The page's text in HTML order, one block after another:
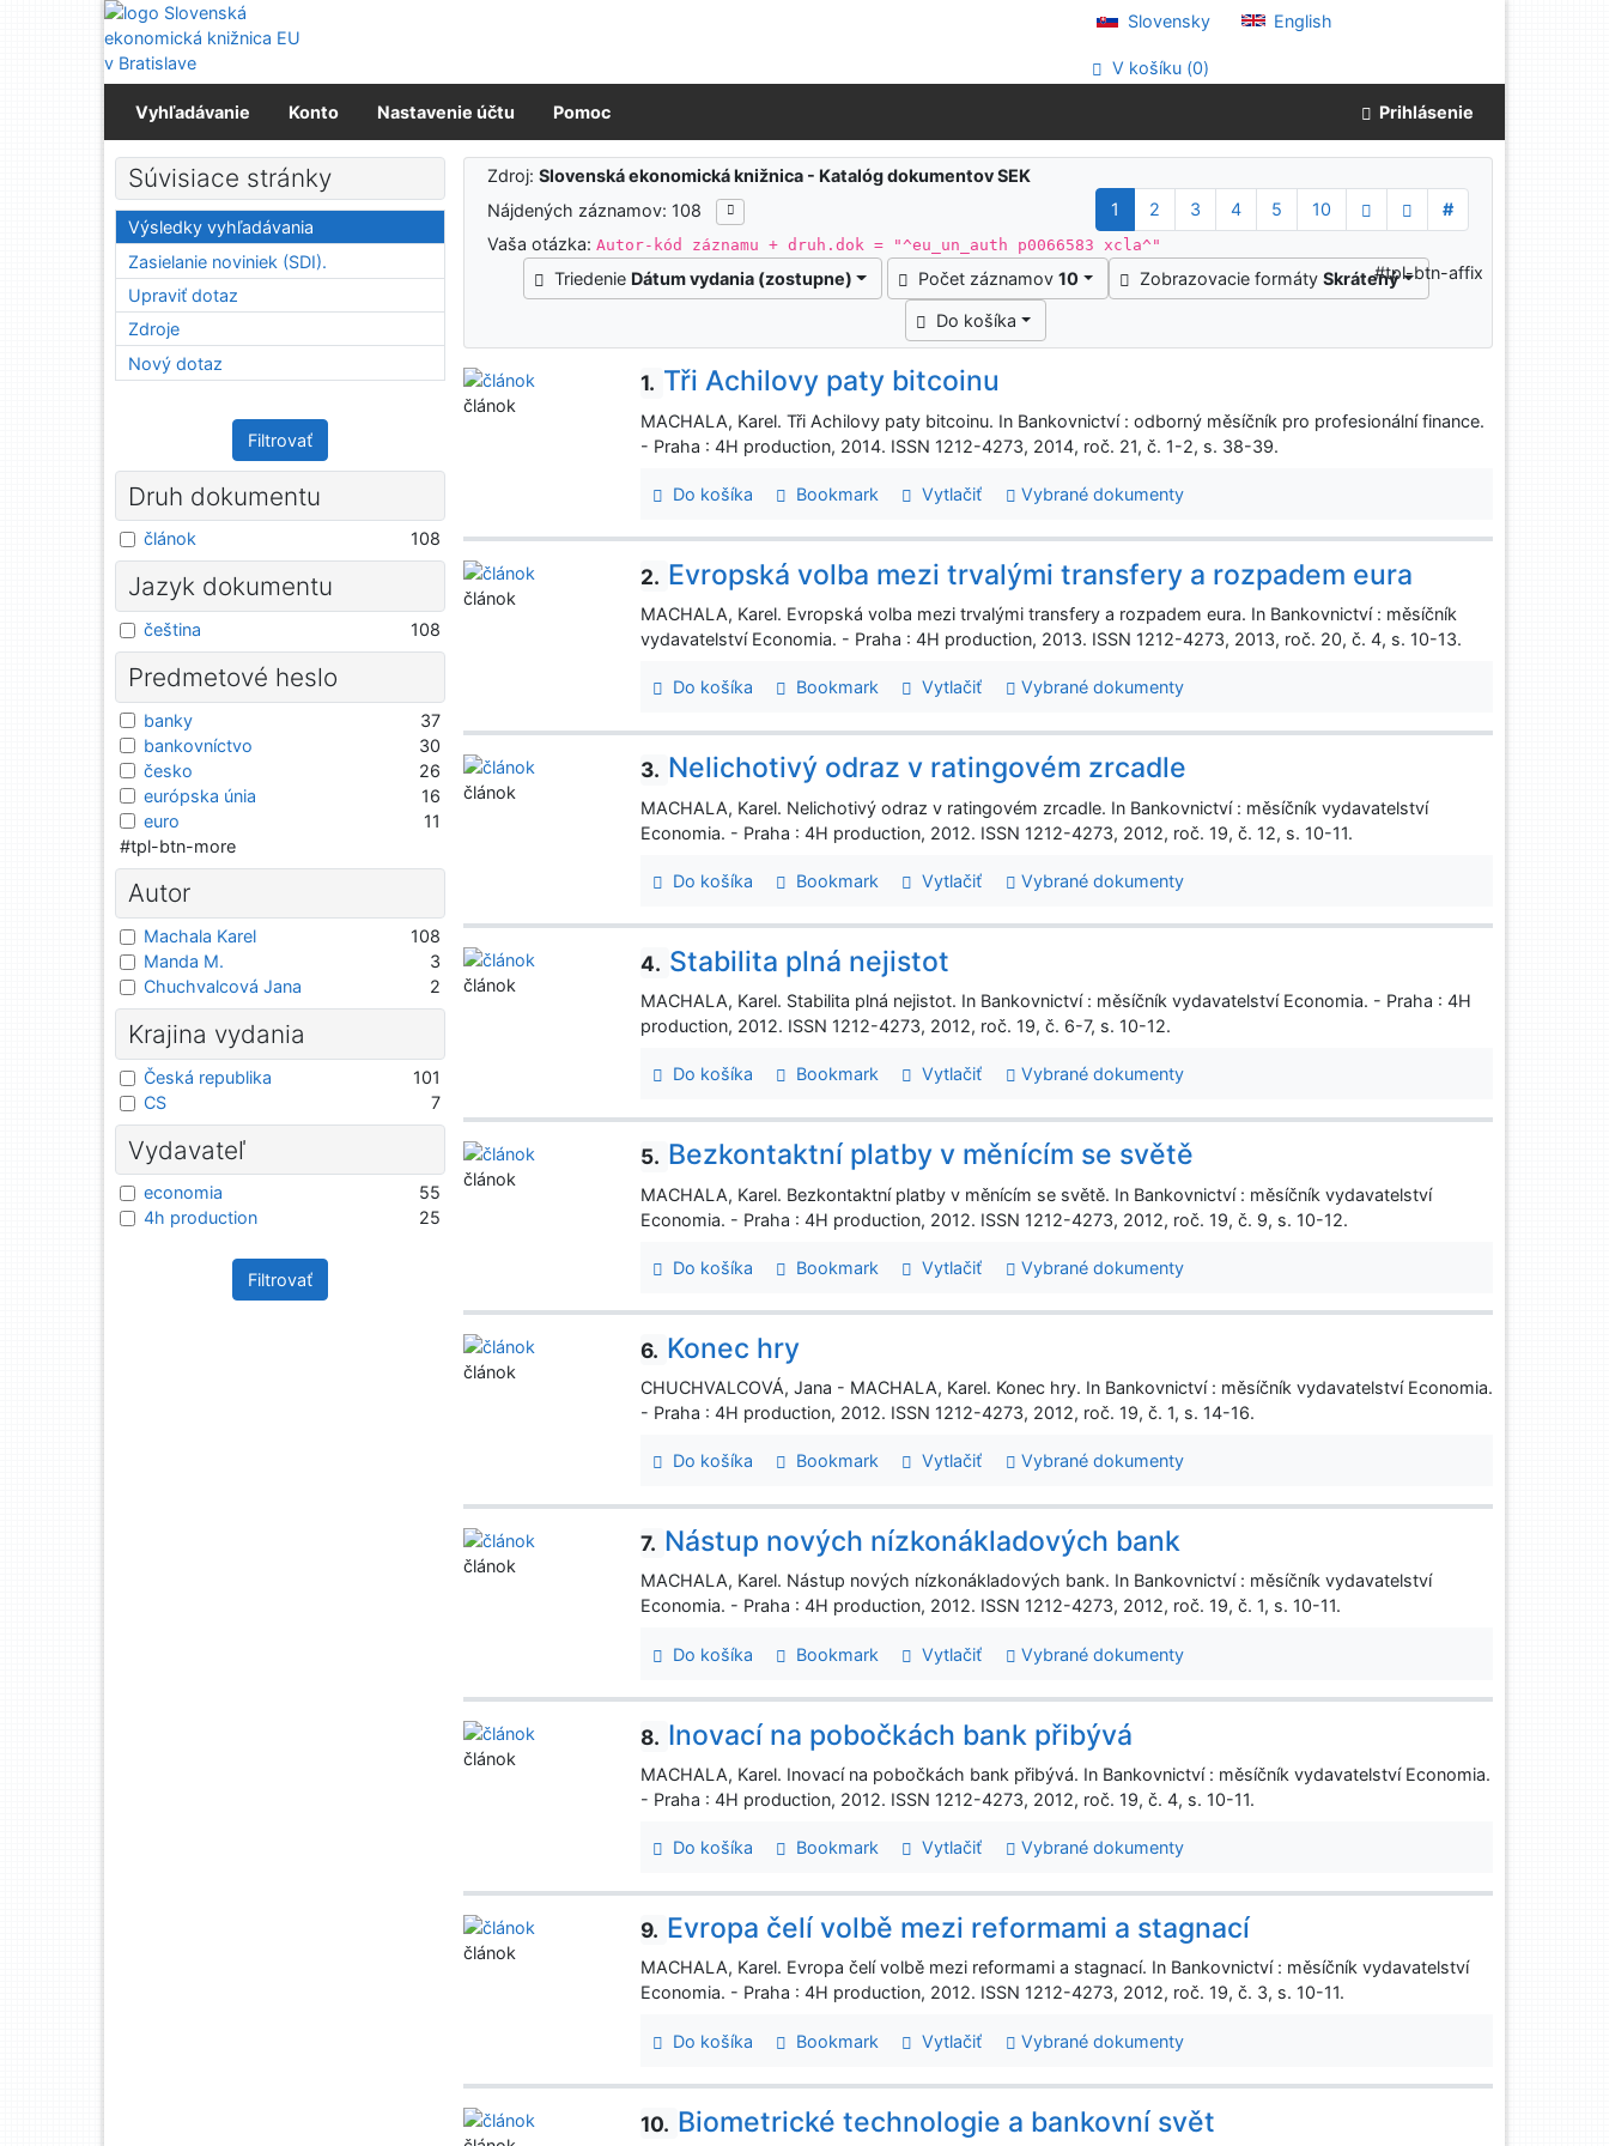
Prejsť na obsah
Prejsť na menu
Prehlásenie o webovej prístupnosti
Slovensky English
V košíku (0)
Vyhľadávanie Konto Nastavenie účtu Pomoc Prihlásenie
Výsledky vyhľadávania
Zdroj:Slovenská ekonomická knižnica - Katalóg dokumentov SEK
Nájdených záznamov: 108
1 2 3 4 5 10
#
Vaša otázka:Autor-kód záznamu + druh.dok = "^eu_un_auth p0066583 xcla^"
Triedenie Dátum vydania (zostupne) Počet záznamov10 Zobrazovacie formátySkrátený
Do košíka
#tpl-btn-affix
1. Tři Achilovy paty bitcoinu
MACHALA, Karel. Tři Achilovy paty bitcoinu. In Bankovnictví : odborný měsíčník pro profesionální finance.
- Praha : 4H production, 2014. ISSN 1212-4273, 2014, roč. 21, č. 1-2, s. 38-39.
Do košíka Bookmark Vytlačiť Vybrané dokumenty
článok
2. Evropská volba mezi trvalými transfery a rozpadem eura
MACHALA, Karel. Evropská volba mezi trvalými transfery a rozpadem eura. In Bankovnictví : měsíčník
vydavatelství Economia. - Praha : 4H production, 2013. ISSN 1212-4273, 2013, roč. 20, č. 4, s. 10-13.
Do košíka Bookmark Vytlačiť Vybrané dokumenty
článok
3. Nelichotivý odraz v ratingovém zrcadle
MACHALA, Karel. Nelichotivý odraz v ratingovém zrcadle. In Bankovnictví : měsíčník vydavatelství
Economia. - Praha : 4H production, 2012. ISSN 1212-4273, 2012, roč. 19, č. 12, s. 10-11.
Do košíka Bookmark Vytlačiť Vybrané dokumenty
článok
4. Stabilita plná nejistot
MACHALA, Karel. Stabilita plná nejistot. In Bankovnictví : měsíčník vydavatelství Economia. - Praha : 4H
production, 2012. ISSN 1212-4273, 2012, roč. 19, č. 6-7, s. 10-12.
Do košíka Bookmark Vytlačiť Vybrané dokumenty
článok
5. Bezkontaktní platby v měnícím se světě
MACHALA, Karel. Bezkontaktní platby v měnícím se světě. In Bankovnictví : měsíčník vydavatelství
Economia. - Praha : 4H production, 2012. ISSN 1212-4273, 2012, roč. 19, č. 9, s. 10-12.
Do košíka Bookmark Vytlačiť Vybrané dokumenty
článok
6. Konec hry
CHUCHVALCOVÁ, Jana - MACHALA, Karel. Konec hry. In Bankovnictví : měsíčník vydavatelství Economia.
- Praha : 4H production, 2012. ISSN 1212-4273, 2012, roč. 19, č. 1, s. 14-16.
Do košíka Bookmark Vytlačiť Vybrané dokumenty
článok
7. Nástup nových nízkonákladových bank
MACHALA, Karel. Nástup nových nízkonákladových bank. In Bankovnictví : měsíčník vydavatelství
Economia. - Praha : 4H production, 2012. ISSN 1212-4273, 2012, roč. 19, č. 1, s. 10-11.
Do košíka Bookmark Vytlačiť Vybrané dokumenty
článok
8. Inovací na pobočkách bank přibývá
MACHALA, Karel. Inovací na pobočkách bank přibývá. In Bankovnictví : měsíčník vydavatelství Economia.
- Praha : 4H production, 2012. ISSN 1212-4273, 2012, roč. 19, č. 4, s. 10-11.
Do košíka Bookmark Vytlačiť Vybrané dokumenty
článok
9. Evropa čelí volbě mezi reformami a stagnací
MACHALA, Karel. Evropa čelí volbě mezi reformami a stagnací. In Bankovnictví : měsíčník vydavatelství
Economia. - Praha : 4H production, 2012. ISSN 1212-4273, 2012, roč. 19, č. 3, s. 10-11.
Do košíka Bookmark Vytlačiť Vybrané dokumenty
článok
10. Biometrické technologie a bankovní svět
Súvisiace stránky
Výsledky vyhľadávania
Zasielanie noviniek (SDI).
Upraviť dotaz
Zdroje
Nový dotaz
Filtrovať
Druh dokumentu
článok 108
Jazyk dokumentu
čeština 108
Predmetové heslo
banky
37
bankovníctvo
30
česko
26
európska únia
16
euro
11
#tpl-btn-more
Autor
Machala Karel
108
Manda M.
3
Chuchvalcová Jana
2
Krajina vydania
Česká republika
101
CS
7
Vydavateľ
economia
55
4h production
25
Filtrovať